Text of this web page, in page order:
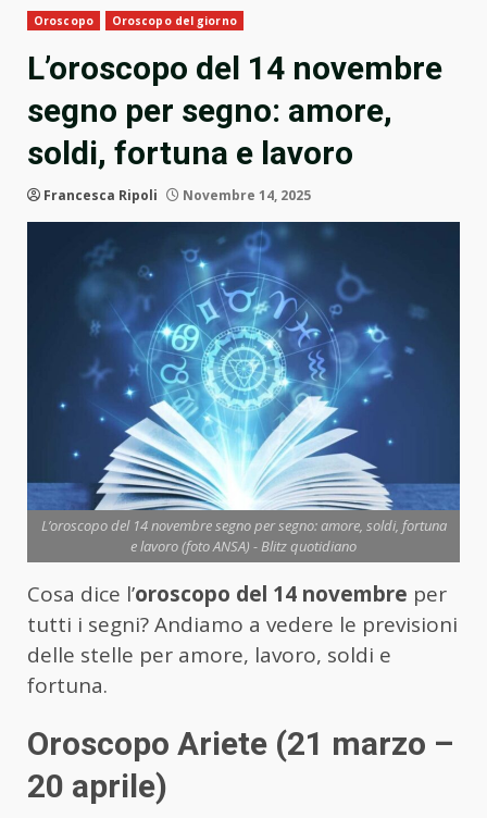
Oroscopo Oroscopo del giorno
L’oroscopo del 14 novembre
segno per segno: amore,
soldi, fortuna e lavoro
Francesca Ripoli Novembre 14, 2025
L’oroscopo del 14 novembre segno per segno: amore, soldi, fortuna
e lavoro (foto ANSA) - Blitz quotidiano
Cosa dice l’oroscopo del 14 novembre per
tutti i segni? Andiamo a vedere le previsioni
delle stelle per amore, lavoro, soldi e
fortuna.
Oroscopo Ariete (21 marzo –
20 aprile)